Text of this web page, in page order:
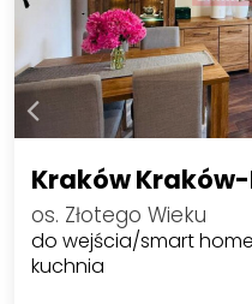
Kraków
os. Złotego Wieku
do wejścia/smart
kuchnia